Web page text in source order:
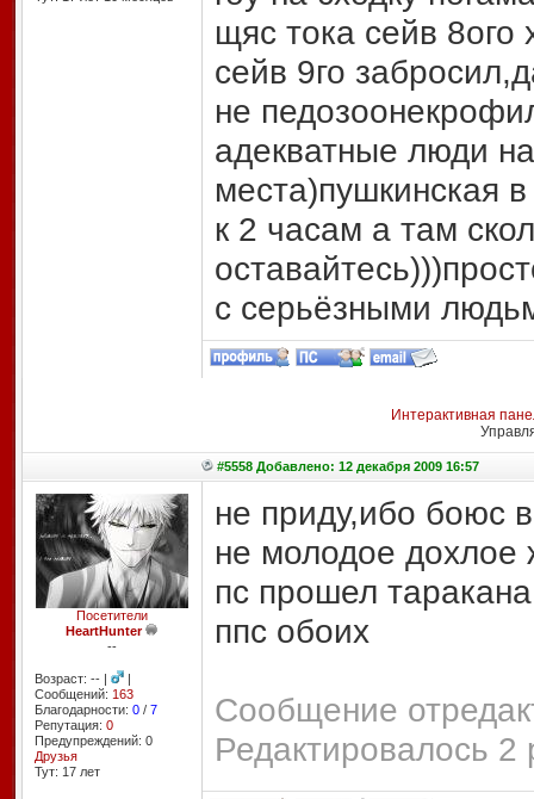
щяс тока сейв
сейв 9го
не
адекватные люди
места)пушкинская
к 2 часам а там
с серьёзными
Интерактивная
#5558 Добавлено: 12 декабря 2009 16:57
Посетители
HeartHunter
--
Возраст: -- |
|
Сообщений: 163
Благодарности: 0/ 7
Репутация: 0
Предупреждений: 0
Друзья
Тут: 17 лет
не приду,ибо боюс
не молодое дохлое
пс прошел таракана
ппс обоих
Сообщение
Редактировалось 2